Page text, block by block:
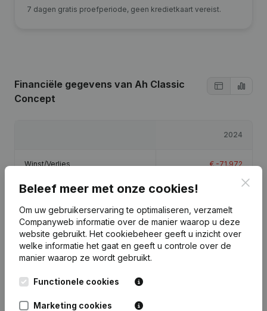
7 dagen gratis proefperiode, geen kredietkaart vereist.
Financiële gegevens van Ah Classic
Concept
2024
Winst/Verlies €-71.972
Eigen vermogen
Brutomarge € -57.471
Beleef meer met onze cookies!
Om uw gebruikerservaring te optimaliseren, verzamelt
Companyweb informatie over de manier waarop u deze
website gebruikt. Het cookiebeheer geeft u inzicht over
welke informatie het gaat en geeft u controle over de
manier waarop ze wordt gebruikt.
Functionele cookies
Marketing cookies